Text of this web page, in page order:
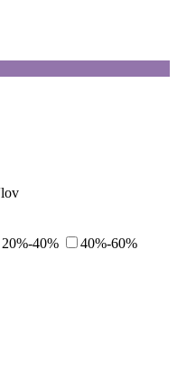
20%-40%
40%-60%